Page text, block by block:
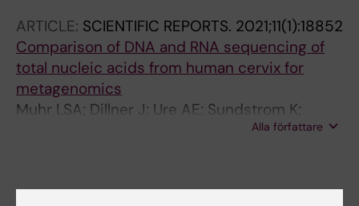
ARTICLE: SCIENTIFIC REPORTS. 2021;11(1):18852
Comparison of DNA and RNA sequencing of
total nucleic acids from human cervix for
metagenomics
Muhr LSA; Dillner J; Ure AE; Sundstrom K;
Alla författare
Forskningsområden: